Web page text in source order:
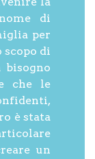
di
per
scopo di
bisogno
che le
è stata
un